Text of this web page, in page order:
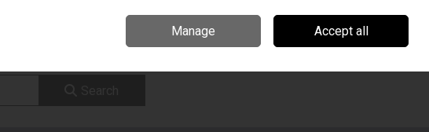
Sign in Join
Manage Accept all